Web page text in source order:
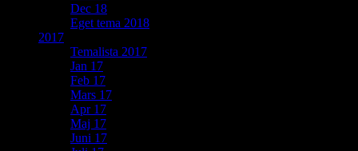
Dec 18
Eget tema 2018
2017
Temalista 2017
Jan 17
Feb 17
Mars 17
Apr 17
Maj 17
Juni 17